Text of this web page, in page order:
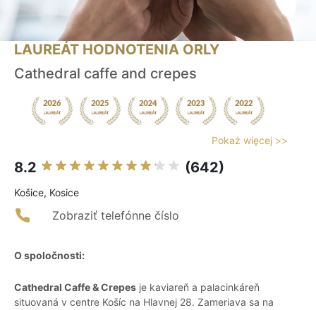
LAUREÁT HODNOTENIA ORLY
Cathedral caffe and crepes
Pokaż więcej >>
8.2 (642)
Košice, Kosice
Zobraziť telefónne číslo
O spoločnosti:
Cathedral Caffe & Crepes je kaviareň a palacinkáreň
situovaná v centre Košíc na Hlavnej 28. Zameriava sa na